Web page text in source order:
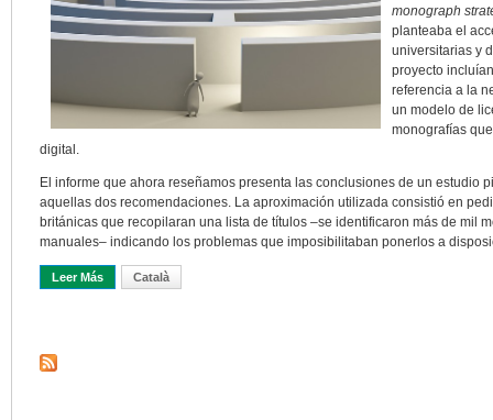
monograph
planteaba el
universitarias y
proyecto
referencia a la
un modelo de
monografías
digital.
El informe que ahora reseñamos presenta las conclusiones de un estudio
aquellas dos recomendaciones. La aproximación utilizada consistió en
británicas que recopilaran una lista de títulos –se identificaron más de mil
manuales– indicando los problemas que imposibilitaban ponerlos a
Leer Más Sobre El Acceso Digital A Las Monografías Académicas: Una
Català